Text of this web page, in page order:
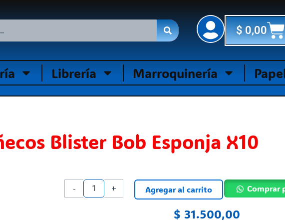
$0,00
Librería Marroquinería
Blister Bob Esponja X10
$ 31.500,00
-
Muñecos
Blister
+ Agregar al carrito Comprar